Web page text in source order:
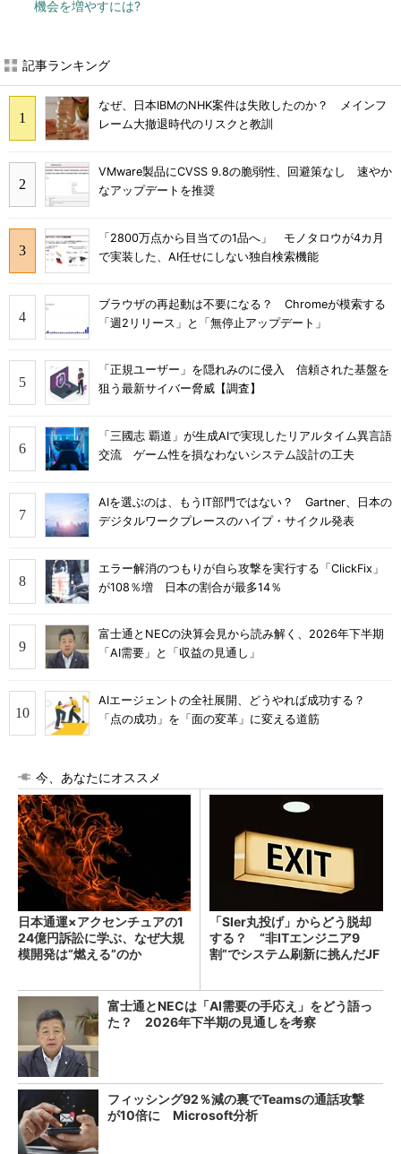
機会を増やすには?
記事ランキング
なぜ、日本IBMのNHK案件は失敗したのか？ メインフ
レーム大撤退時代のリスクと教訓
VMware製品にCVSS 9.8の脆弱性、回避策なし 速やか
なアップデートを推奨
「2800万点から目当ての1品へ」 モノタロウが4カ月
で実装した、AI任せにしない独自検索機能
ブラウザの再起動は不要になる？ Chromeが模索する
「週2リリース」と「無停止アップデート」
「正規ユーザー」を隠れみのに侵入 信頼された基盤を
狙う最新サイバー脅威【調査】
「三國志 覇道」が生成AIで実現したリアルタイム異言語
交流 ゲーム性を損なわないシステム設計の工夫
AIを選ぶのは、もうIT部門ではない？ Gartner、日本の
デジタルワークプレースのハイプ・サイクル発表
エラー解消のつもりが自ら攻撃を実行する「ClickFix」
が108％増 日本の割合が最多14％
富士通とNECの決算会見から読み解く、2026年下半期
「AI需要」と「収益の見通し」
AIエージェントの全社展開、どうやれば成功する？
「点の成功」を「面の変革」に変える道筋
今、あなたにオススメ
日本通運×アクセンチュアの1
24億円訴訟に学ぶ、なぜ大規
模開発は“燃える”のか
「SIer丸投げ」からどう脱却
する？ “非ITエンジニア9
割”でシステム刷新に挑んだJF
富士通とNECは「AI需要の手応え」をどう語っ
た？ 2026年下半期の見通しを考察
フィッシング92％減の裏でTeamsの通話攻撃
が10倍に Microsoft分析